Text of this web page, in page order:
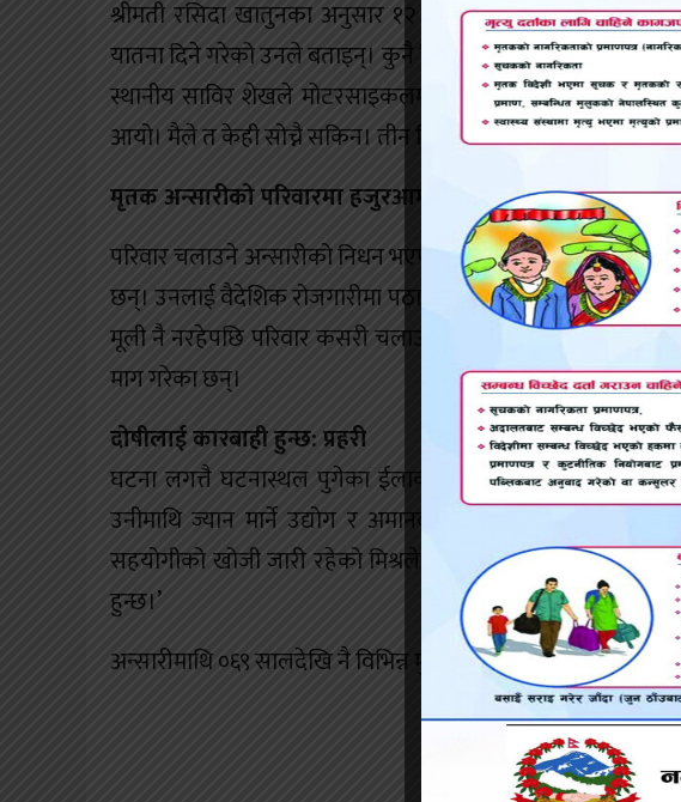
श्रीमती रसिदा खातुनका अनुसार १२ घण्टासम्म श्रीमानलाई चरम
यातना दिने गरेको उनले बताइन्। कुनै रिसइवी नभए पनि बुहार
स्थानीय साविर शेखले मोटरसाइकलमा राखेर लगेका थिए। उनले
आयो। मैले त केही सोच्नै सकिन। तीन दिनसम्म उपचार भयो।
मृतक अन्सारीको परिवारमा हजुरआमा, श्रीमती र ६ सन्तान छन्।
परिवार चलाउने अन्सारीको निधन भएपछि सबै पीडामा छन्। न्यून
छन्। उनलाई वैदेशिक रोजगारीमा पठाउने अन्सारीको योजना
मूली नै नरहेपछि परिवार कसरी चलाउने भन्ने चिन्ताले उनीहरूलाई
माग गरेका छन्।
दोषीलाई कारबाही हुन्छ: प्रहरी
घटना लगत्तै घटनास्थल पुगेका ईलाका प्रहरी कार्यालय
उनीमाथि ज्यान मार्ने उद्योग र अमानवीय व्यवहार मुद्दा चलाईएको
सहयोगीको खोजी जारी रहेको मिश्रले बताए। उनले भने, ‘पीडित
हुन्छ।’
अन्सारीमाथि ०६९ सालदेखि नै विभिन्न मुद्धा रहेको ईलाका प्रहरी